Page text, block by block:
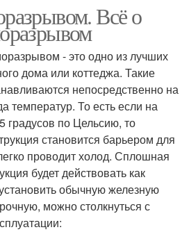
Всё о
- это одно из лучших
дома или коттеджа. Такие
непосредственно на
температур. То есть если на
градусов по Цельсию, то
становится барьером для
проводит холод. Сплошная
будет действовать как
обычную железную
можно столкнуться с